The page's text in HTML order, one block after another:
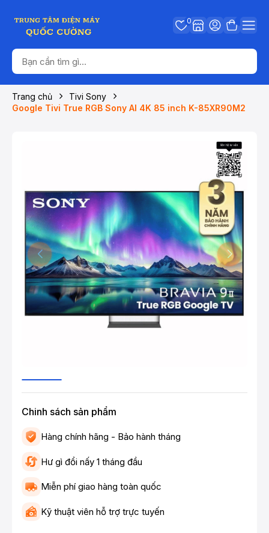
0
Trang chủ
Tivi Sony
Google Tivi True RGB Sony AI 4K 85 inch K-85XR90M2
Chinh sách sản phẩm
Hàng chính hãng - Bảo hành tháng
Hư gì đổi nấy 1 tháng đầu
Miễn phí giao hàng toàn quốc
Kỹ thuật viên hỗ trợ trực tuyến